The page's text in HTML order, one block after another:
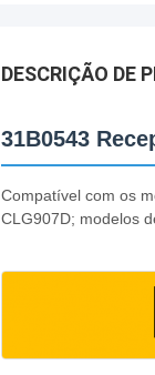
DESCRIÇÃO DE
31B0543
Compatível com os
CLG907D; modelos